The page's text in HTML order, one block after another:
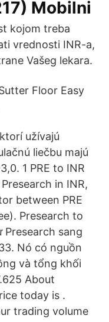
Mobilni
kojom treba
vrednosti INR-a,
Vašeg lekara.
Floor Easy
užívajú
liečbu majú
1 PRE to INR
in INR,
between PRE
Presearch to
Presearch sang
Nó có nguồn
và tổng khối
About
today is .
trading volume